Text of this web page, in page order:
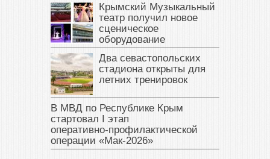
Крымский Музыкальный
театр получил новое
сценическое
оборудование
Два севастопольских
стадиона открыты для
летних тренировок
В МВД по Республике Крым
стартовал I этап
оперативно‑профилактической
операции «Мак‑2026»